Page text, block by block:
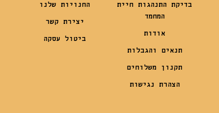
בדיקת התנהגות חיית
המחמד
אודות
תנאים והגבלות
תקנון משלוחים
הצהרת נגישות
החנויות שלנו
יצירת קשר
ביטול עסקה